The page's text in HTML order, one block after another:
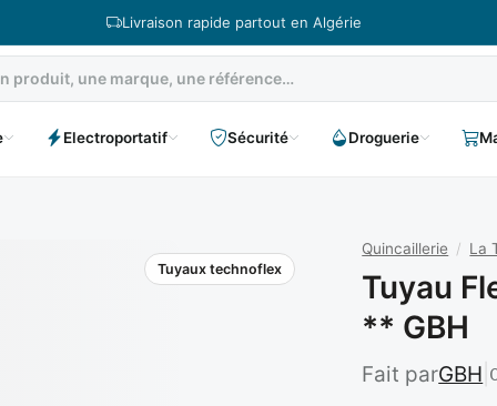
Livraison rapide partout en Algérie
Electroportatif Sécurité Droguerie
Tuyaux technoflex
Quincaillerie / La
Tuyau
** GBH
Fait parGBH